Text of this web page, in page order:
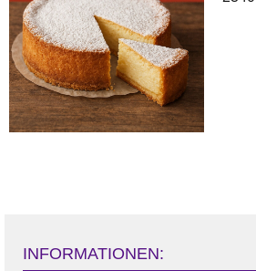
INFORMATIONEN: